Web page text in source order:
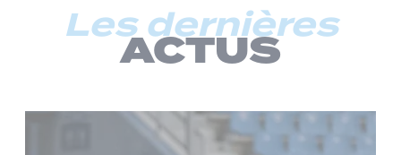
Les dernières
ACTUS